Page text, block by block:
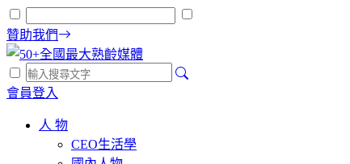
贊助我們
會員登入
人 物
CEO生活學